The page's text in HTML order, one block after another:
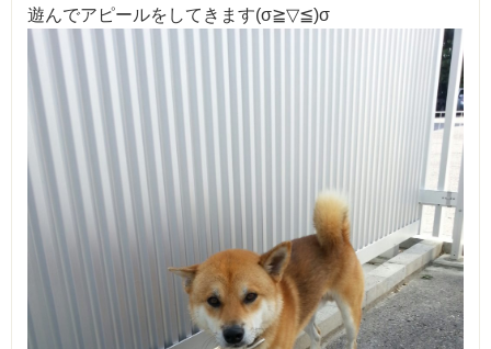
遊んでアピールをしてきます(σ≧▽≦)σ